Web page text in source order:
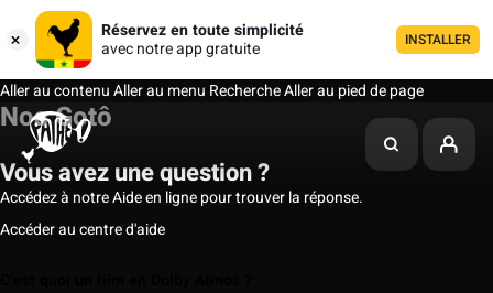
Réservez en toute simplicité
avec notre app gratuite
INSTALLER
Aller au contenuAller au menu RechercheAller au pied de page
Noa Gotô
Vous avez une question ?
Accédez à notre Aide en ligne pour trouver la réponse.
Accéder au centre d'aide